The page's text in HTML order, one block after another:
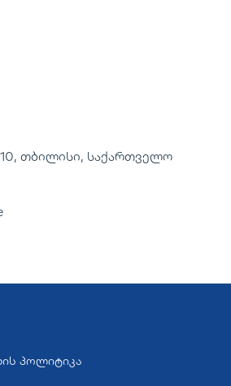
თბილისი, საქართველო
პოლიტიკა